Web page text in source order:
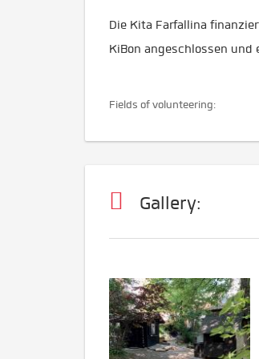
Die Kita Farfallina
KiBon angeschlossen und
Fields of volunteering:
Gallery: